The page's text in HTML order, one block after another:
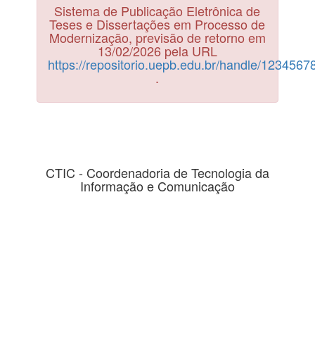
Sistema de Publicação Eletrônica de
Teses e Dissertações em Processo de
Modernização, previsão de retorno em
13/02/2026 pela URL
https://repositorio.uepb.edu.br/handle/
.
CTIC - Coordenadoria de Tecnologia da
Informação e Comunicação